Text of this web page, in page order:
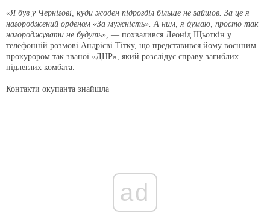
«Я був у Чернігові, куди жоден підрозділ більше не зайшов. За це я
нагороджений орденом «За мужність». А ним, я думаю, просто так
нагороджувати не будуть» , — похвалився Леонід Щьоткін у
телефонній розмові Андрієві Тітку, що представився йому воєнним
прокурором так званої «ДНР», який розслідує справу загиблих
підлеглих комбата.
Контакти окупанта знайшла
ad